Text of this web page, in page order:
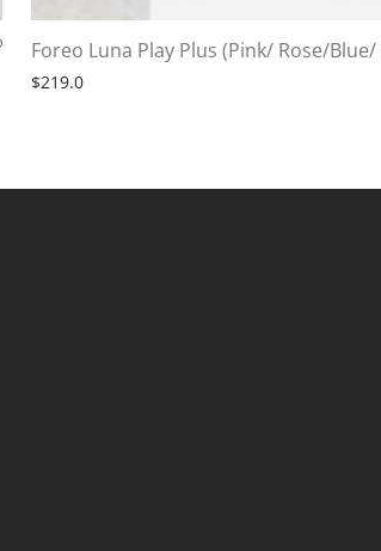
Foreo Luna Play Plus (Pink/ Rose/
$219.0